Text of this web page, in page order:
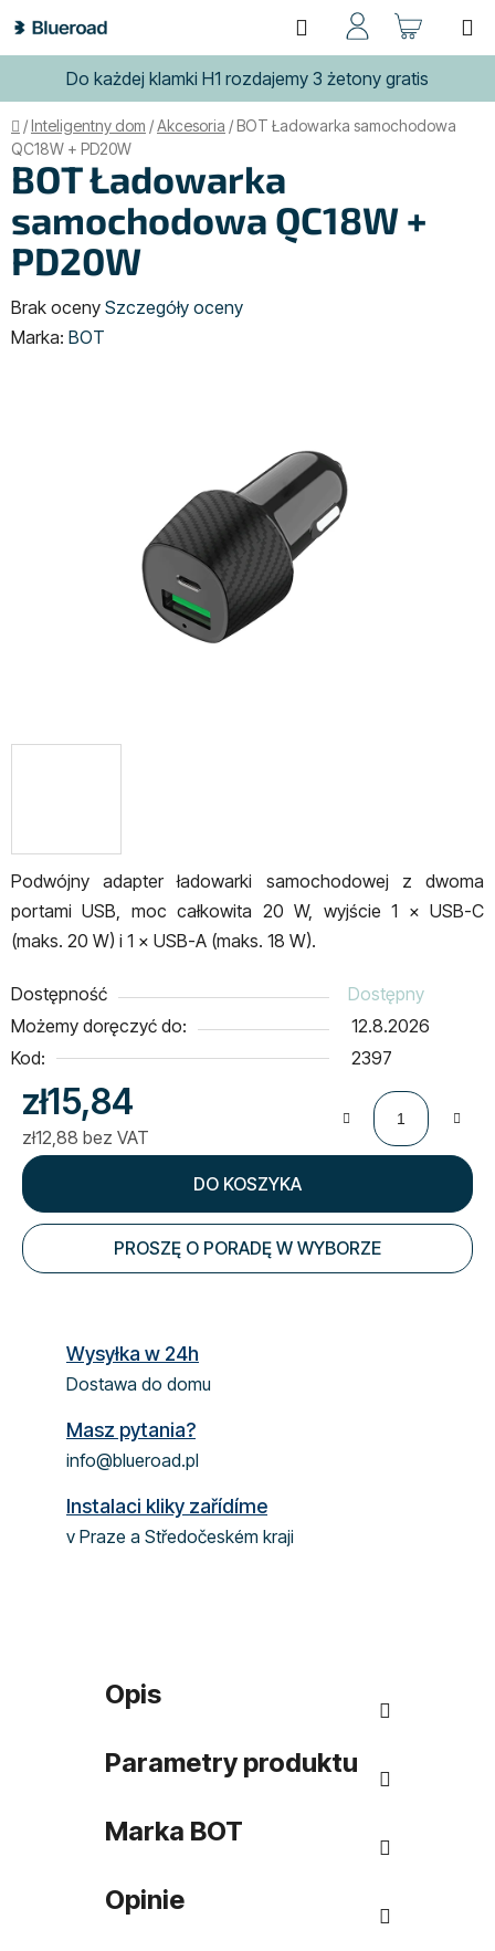
do
treści
Do każdej klamki H1 rozdajemy 3 żetony gratis
Szukaj
Home
/Inteligentny dom /Akcesoria /BOT Ładowarka samochodowa
QC18W + PD20W
Podwójny adapter ładowarki samochodowej z dwoma
portami USB, moc całkowita 20 W, wyjście 1 × USB-C
(maks. 20 W) i 1 × USB-A (maks. 18 W).
Dostępność
Dostępny
Możemy doręczyć do:
12.8.2026
Kod:
2397
zł15,84
zł12,88 bez VAT
Cena jednostkowa:
DO KOSZYKA
PROSZĘ O PORADĘ W WYBORZE
BOT Ładowarka
samochodowa QC18W +
PD20W
Średnia
ocena
Brak oceny Szczegóły oceny
Marka: BOT
Wysyłka w 24h
Dostawa do domu
Masz pytania?
info@blueroad.pl
Instalaci kliky zařídíme
v Praze a Středočeském kraji
Opis
Parametry produktu
Marka BOT
Opinie